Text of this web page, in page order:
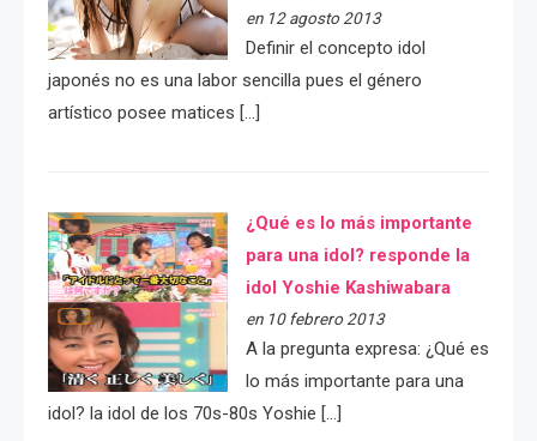
en 12 agosto 2013
Definir el concepto idol
japonés no es una labor sencilla pues el género
artístico posee matices […]
¿Qué es lo más importante
para una idol? responde la
idol Yoshie Kashiwabara
en 10 febrero 2013
A la pregunta expresa: ¿Qué es
lo más importante para una
idol? la idol de los 70s-80s Yoshie […]